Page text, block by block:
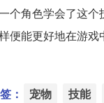
个角色学会了这
便能更好地在游
： 宠物 技能